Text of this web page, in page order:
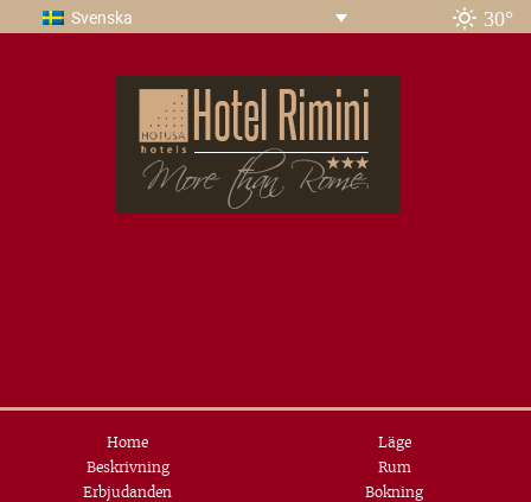
30°
Svenska
Home
Läge
Beskrivning
Rum
Erbjudanden
Bokning